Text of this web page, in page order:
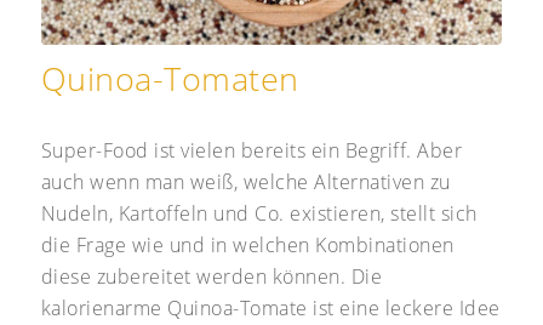
Quinoa-Tomaten
Super-Food ist vielen bereits ein Begriff. Aber
auch wenn man weiß, welche Alternativen zu
Nudeln, Kartoffeln und Co. existieren, stellt sich
die Frage wie und in welchen Kombinationen
diese zubereitet werden können. Die
kalorienarme Quinoa-Tomate ist eine leckere Idee